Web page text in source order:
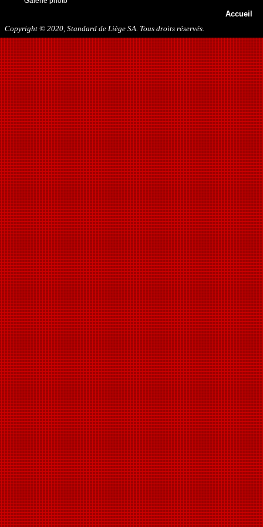
13/05/2018
27/10/2018
10/11/2018
16/03/2019
31/07/2019
09/11/2019
23/11/2019
Accueil
Copyright © 2020, Standard de Liège SA. Tous droits réservés.